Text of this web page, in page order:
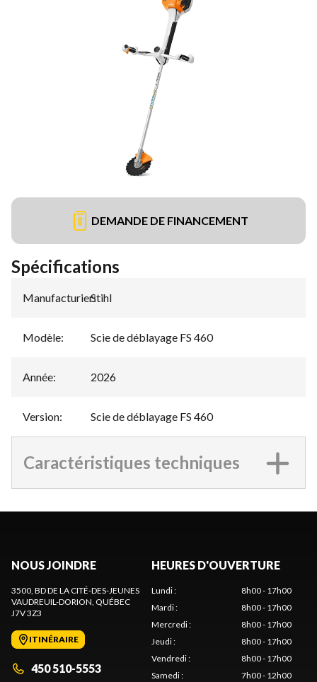
DEMANDE DE FINANCEMENT
Spécifications
Manufacturier:
Stihl
Modèle: Scie de déblayage FS 460
Année: 2026
Version: Scie de déblayage FS 460
Caractéristiques techniques
NOUS JOINDRE
3500, BD DE LA CITÉ-DES-JEUNES
VAUDREUIL-DORION, QUÉBEC
J7V 3Z3
ITINÉRAIRE
450 510-5553
HEURES D'OUVERTURE
Lundi:
8h00 - 17h00
Mardi:
8h00 - 17h00
Mercredi:
8h00 - 17h00
Jeudi:
8h00 - 17h00
Vendredi:
8h00 - 17h00
Samedi: 7h00 - 12h00